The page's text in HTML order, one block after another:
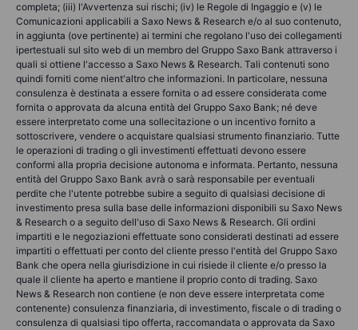
completa; (iii) l'Avvertenza sui rischi; (iv) le Regole di Ingaggio e (v) le
Comunicazioni applicabili a Saxo News & Research e/o al suo contenuto,
in aggiunta (ove pertinente) ai termini che regolano l'uso dei collegamenti
ipertestuali sul sito web di un membro del Gruppo Saxo Bank attraverso i
quali si ottiene l'accesso a Saxo News & Research. Tali contenuti sono
quindi forniti come nient'altro che informazioni. In particolare, nessuna
consulenza è destinata a essere fornita o ad essere considerata come
fornita o approvata da alcuna entità del Gruppo Saxo Bank; né deve
essere interpretato come una sollecitazione o un incentivo fornito a
sottoscrivere, vendere o acquistare qualsiasi strumento finanziario. Tutte
le operazioni di trading o gli investimenti effettuati devono essere
conformi alla propria decisione autonoma e informata. Pertanto, nessuna
entità del Gruppo Saxo Bank avrà o sarà responsabile per eventuali
perdite che l'utente potrebbe subire a seguito di qualsiasi decisione di
investimento presa sulla base delle informazioni disponibili su Saxo News
& Research o a seguito dell'uso di Saxo News & Research. Gli ordini
impartiti e le negoziazioni effettuate sono considerati destinati ad essere
impartiti o effettuati per conto del cliente presso l'entità del Gruppo Saxo
Bank che opera nella giurisdizione in cui risiede il cliente e/o presso la
quale il cliente ha aperto e mantiene il proprio conto di trading. Saxo
News & Research non contiene (e non deve essere interpretata come
contenente) consulenza finanziaria, di investimento, fiscale o di trading o
consulenza di qualsiasi tipo offerta, raccomandata o approvata da Saxo